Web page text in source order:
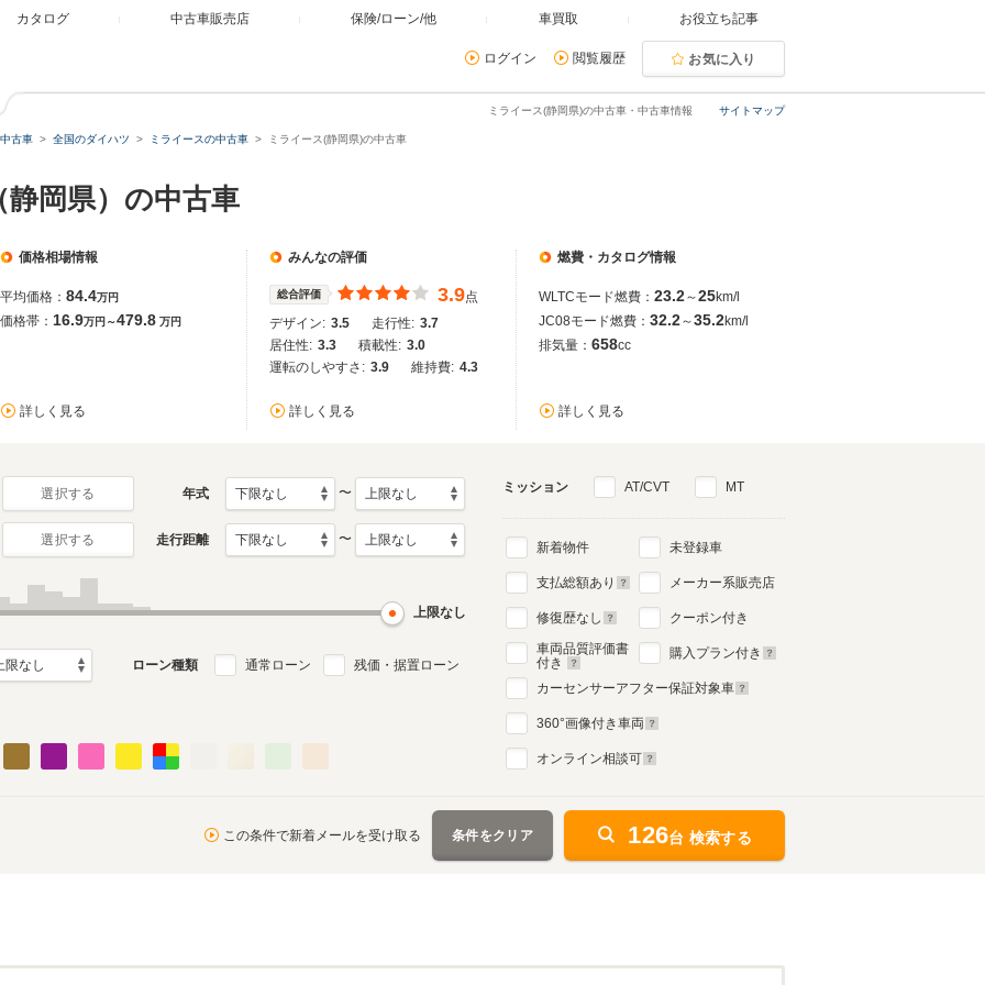
カタログ 中古車販売店 保険/ローン/他 車買取 お役立ち記事
ログイン 閲覧履歴 お気に入り
サイトマップ
ミライース(静岡県)の中古車・中古車情報
古車 全国のダイハツ ミライースの中古車 ミライース(静岡県)の中古車
岡県）の中古車
価格相場情報
平均価格： 84.4万円
価格帯： 16.9万円～479.8 万円
詳しく見る
みんなの評価
総合評価 3.9点
デザイン: 3.5 走行性: 3.7
居住性: 3.3 積載性: 3.0
運転のしやすさ: 3.9 維持費: 4.3
詳しく見る
燃費・カタログ情報
WLTCモード燃費： 23.2～25km/l
JC08モード燃費： 32.2～35.2km/l
排気量： 658cc
詳しく見る
2017年4月
選択する 年式 〜
選択する 走行距離 〜
上限なし
ローン種類 通常ローン 残価・据置ローン
ミッション AT/CVT MT
新着物件
支払総額あり
修復歴なし
車両品質評価書
付き
未登録車
メーカー系販売店
クーポン付き
購入プラン付き
カーセンサーアフター保証対象車
360°画像付き車両
オンライン相談可
この条件で新着メールを受け取る 条件をクリア 126台 検索する